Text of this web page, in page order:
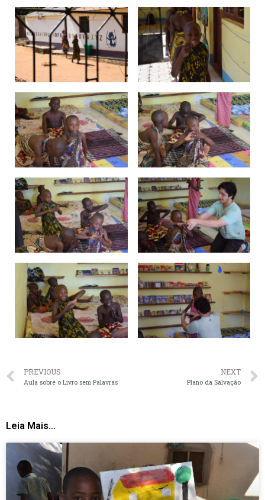
PREVIOUS
Aula sobre o Livro sem Palavras
NEXT
Plano da Salvação
Leia Mais...